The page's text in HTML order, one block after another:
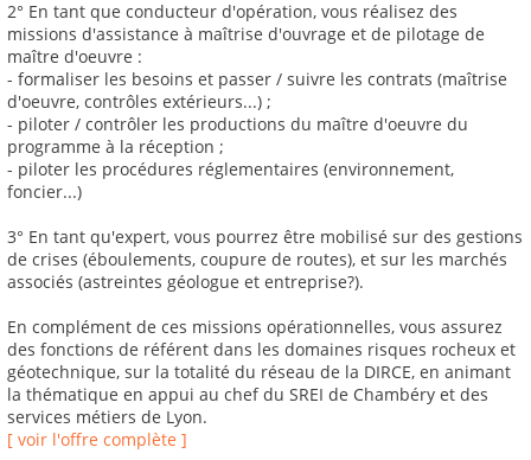
2° En tant que conducteur d'opération, vous réalisez des
missions d'assistance à maîtrise d'ouvrage et de pilotage de
maître d'oeuvre :
- formaliser les besoins et passer / suivre les contrats (maîtrise
d'oeuvre, contrôles extérieurs...) ;
- piloter / contrôler les productions du maître d'oeuvre du
programme à la réception ;
- piloter les procédures réglementaires (environnement,
foncier...)
3° En tant qu'expert, vous pourrez être mobilisé sur des gestions
de crises (éboulements, coupure de routes), et sur les marchés
associés (astreintes géologue et entreprise?).
En complément de ces missions opérationnelles, vous assurez
des fonctions de référent dans les domaines risques rocheux et
géotechnique, sur la totalité du réseau de la DIRCE, en animant
la thématique en appui au chef du SREI de Chambéry et des
services métiers de Lyon.
[ voir l'offre complète ]